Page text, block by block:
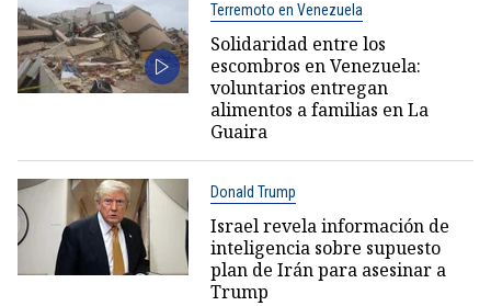
Terremoto en Venezuela
Solidaridad entre los
escombros en Venezuela:
voluntarios entregan
alimentos a familias en La
Guaira
Donald Trump
Israel revela información de
inteligencia sobre supuesto
plan de Irán para asesinar a
Trump